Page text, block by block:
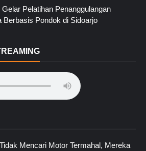
Pelatihan Penanggulangan
Berbasis Pondok di Sidoarjo
Mencari Motor Termahal, Mereka